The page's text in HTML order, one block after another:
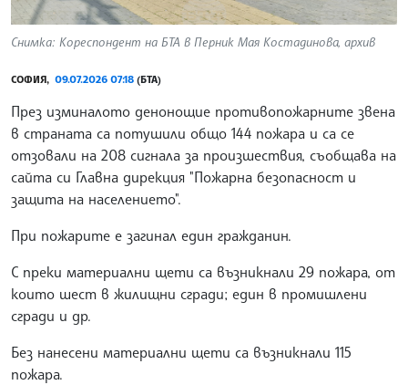
Снимка: Кореспондент на БТА в Перник Мая Костадинова, архив
СОФИЯ, 09.07.2026 07:18 (БТА)
През изминалото денонощие противопожарните звена
в страната са потушили общо 144 пожара и са се
отзовали на 208 сигнала за произшествия, съобщава на
сайта си Главна дирекция "Пожарна безопасност и
защита на населението".
При пожарите е загинал един гражданин.
С преки материални щети са възникнали 29 пожара, от
които шест в жилищни сгради; един в промишлени
сгради и др.
Без нанесени материални щети са възникнали 115
пожара.